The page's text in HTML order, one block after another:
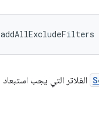
الفلاتر التي يجب استبعاد